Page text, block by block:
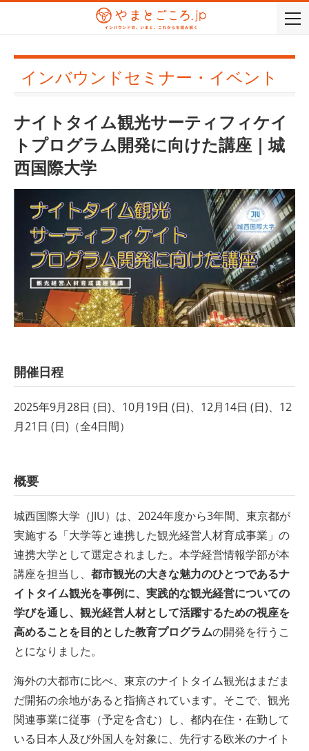
インバウンドセミナー・イベント
ナイトタイム観光サーティフィケイ
トプログラム開発に向けた講座｜城
西国際大学
開催日程
2025年9月28日 (日)、10月19日 (日)、12月14日 (日)、12
月21日 (日)（全4日間）
概要
城西国際大学（JIU）は、2024年度から3年間、東京都が
実施する「大学等と連携した観光経営人材育成事業」の
連携大学として選定されました。本学経営情報学部が本
講座を担当し、 都市観光の大きな魅力のひとつであるナ
イトタイム観光を事例に、実践的な観光経営についての
学びを通し、観光経営人材として活躍するための視座を
高めることを目的とした教育プログラムの開発を行うこ
とになりました。
海外の大都市に比べ、東京のナイトタイム観光はまだま
だ開拓の余地があると指摘されています。そこで、観光
関連事業に従事（予定を含む）し、都内在住・在勤して
いる日本人及び外国人を対象に、先行する欧米のナイト